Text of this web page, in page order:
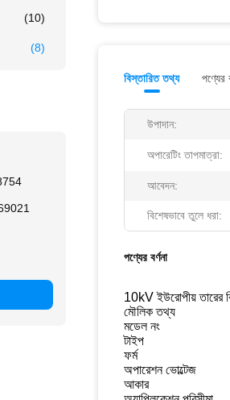
(10)
(8)
বিস্তারিত তথ্য পণ্যের
উপাদান:
অপারেটিং তাপমাত্রা:
আবেদন:
বিশেষভাবে তুলে ধরা:
পণ্যের বর্ণনা
10kV ইউরোপীয় তারের
মৌলিক তথ্য
মডেল নং
টাইপ
ফর্ম
অপারেশন ভোল্টেজ
আকার